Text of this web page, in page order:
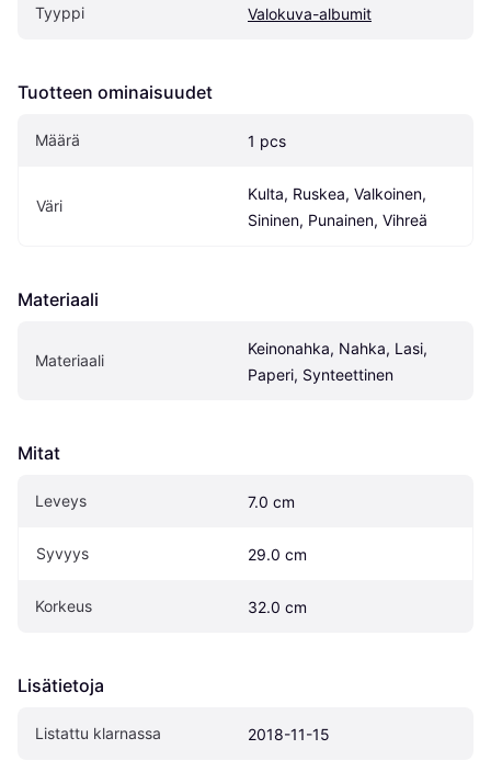
Tyyppi Valokuva-albumit
Tuotteen ominaisuudet
Määrä 1 pcs
Väri
Kulta, Ruskea, Valkoinen,
Sininen, Punainen, Vihreä
Materiaali
Materiaali
Keinonahka, Nahka, Lasi,
Paperi, Synteettinen
Mitat
Leveys 7.0 cm
Syvyys 29.0 cm
Korkeus 32.0 cm
Lisätietoja
Listattu klarnassa 2018-11-15